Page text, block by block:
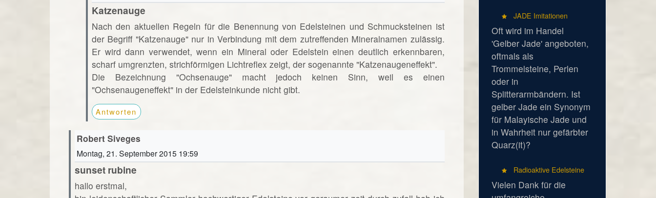
Katzenauge
Nach den aktuellen Regeln für die Benennung von Edelsteinen und Schmucksteinen ist
der Begriff "Katzenauge" nur in Verbindung mit dem zutreffenden Mineralnamen zulässig.
Er wird dann verwendet, wenn ein Mineral oder Edelstein einen deutlich erkennbaren,
scharf umgrenzten, strichförmigen Lichtreflex zeigt, der sogenannte "Katzenaugeneffekt".
Die Bezeichnung "Ochsenauge" macht jedoch keinen Sinn, weil es einen
"Ochsenaugeneffekt" in der Edelsteinkunde nicht gibt.
Antworten
Robert Siveges
Montag, 21. September 2015 19:59
sunset rubine
hallo erstmal,
JADE Imitationen
Oft wird im Handel
'Gelber Jade' angeboten,
oftmals als
Trommelsteine, Perlen
oder in
Splitterarmbändern. Ist
gelber Jade ein Synonym
für Malayische Jade und
in Wahrheit nur gefärbter
Quarz(it)?
Radioaktive Edelsteine
Vielen Dank für die